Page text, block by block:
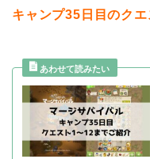
キャンプ35日目のク